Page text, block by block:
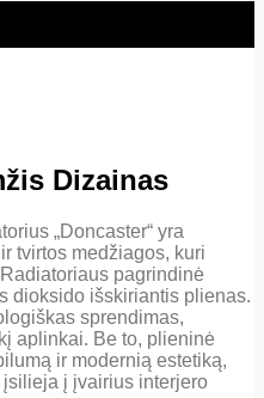
Dizainas
„Doncaster“ yra
tvirtos medžiagos, kuri
pagrindinė
dioksido išskiriantis plienas.
sprendimas,
aplinkai. Be to, plieninė
ir modernią estetiką,
įsilieja į įvairius interjero